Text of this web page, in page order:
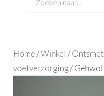
Home/Winkel /
voetverzorging/ Gehwol